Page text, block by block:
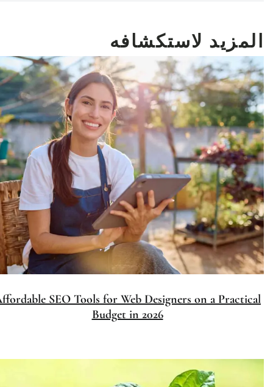
المزيد لاستكشافه
Affordable SEO Tools for Web Designers on a Practical
Budget in 2026